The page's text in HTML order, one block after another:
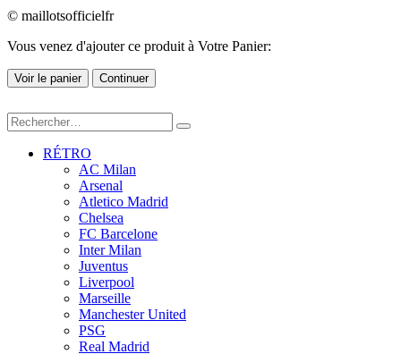
© maillotsofficielfr
Vous venez d'ajouter ce produit à Votre Panier:
Voir le panier Continuer
RÉTRO
AC Milan
Arsenal
Atletico Madrid
Chelsea
FC Barcelone
Inter Milan
Juventus
Liverpool
Marseille
Manchester United
PSG
Real Madrid